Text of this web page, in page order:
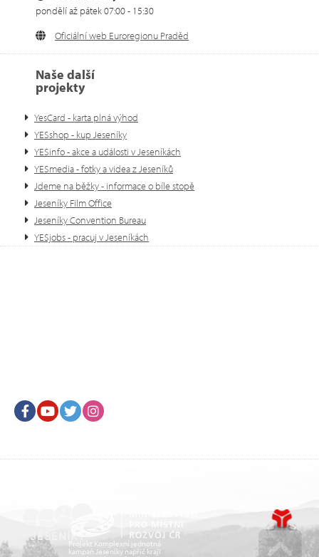
pondělí až pátek 07:00 - 15:30
Oficiální web Euroregionu Praděd
Naše další
projekty
YesCard - karta plná výhod
YESshop - kup Jeseníky
YESinfo - akce a události v Jeseníkách
YESmedia - fotky a videa z Jeseníků
Jdeme na běžky - informace o bíle stopě
Jeseníky Film Office
Jeseníky Convention Bureau
YESjobs - pracuj v Jeseníkách
FacebookYoutubeTwitter
Projekt Komplexní jednotná
kampaň Jeseníky napříč kraji